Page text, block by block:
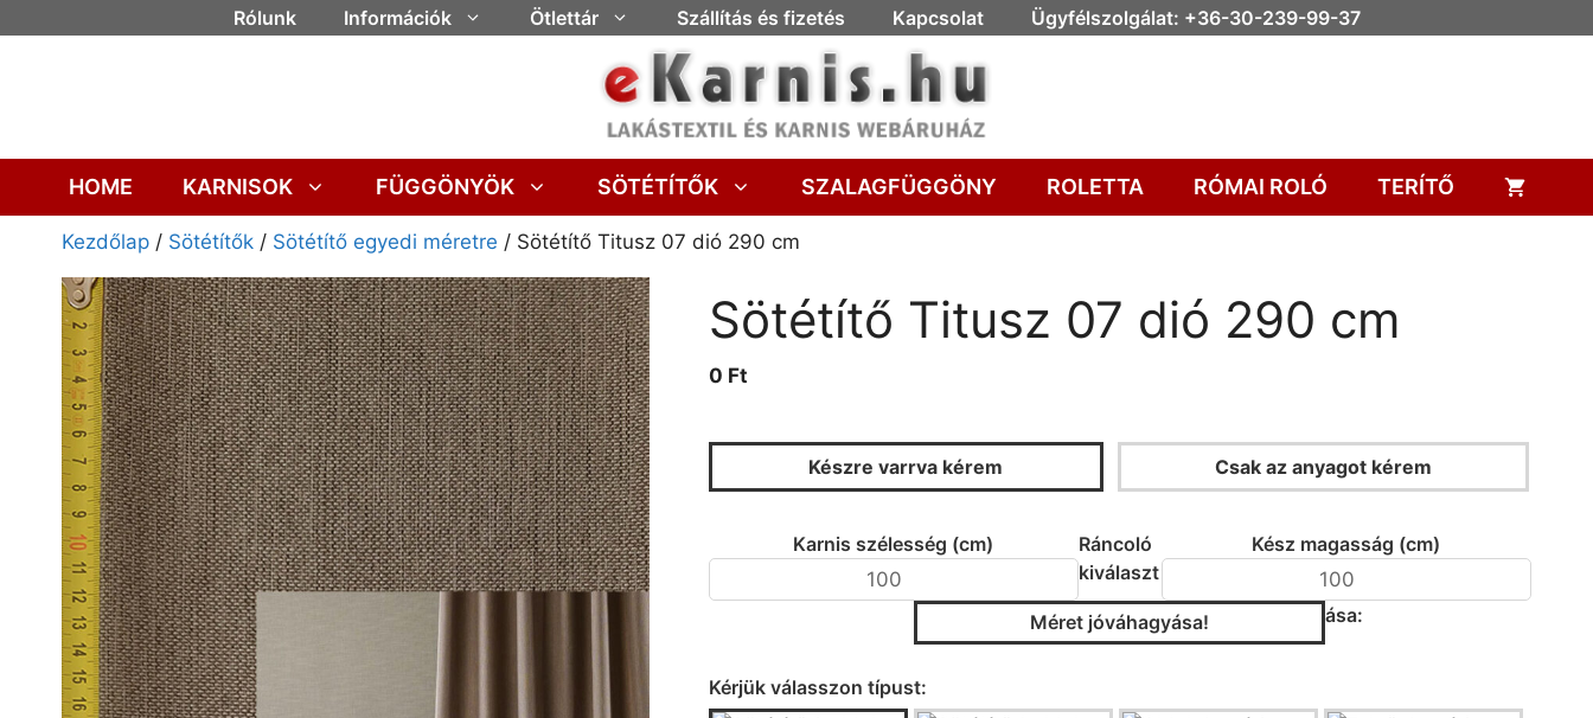
Rólunk Információk Ötlettár Szállítás és fizetés Kapcsolat Ügyfélszolgálat: +36-30-239-99-37
HOME KARNISOK FÜGGÖNYÖK SÖTÉTÍTŐK SZALAGFÜGGÖNY ROLETTA RÓMAI ROLÓ TERÍTŐ
Kezdőlap / Sötétítők / Sötétítő egyedi méretre / Sötétítő Titusz 07 dió 290 cm
Sötétítő Titusz 07 dió 290 cm
0 Ft
Készre varrva kérem Csak az anyagot kérem
Karnis szélesség (cm) Kész magasság (cm)
Méret jóváhagyása!
Kérjük válasszon típust:
Ráncoló
kiválaszt
ása: